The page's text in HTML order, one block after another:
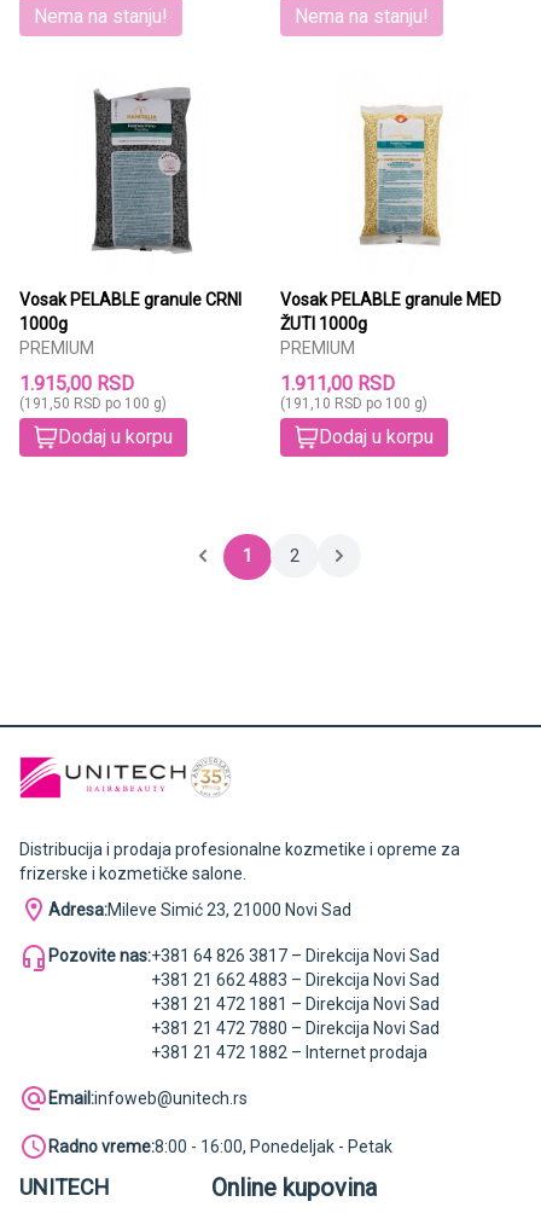
Nema na stanju! Nema na stanju!
Vosak PELABLE granule CRNI
1000g
PREMIUM
1.915,00 RSD
(191,50 RSD po 100 g)
Dodaj u korpu
Vosak PELABLE granule MED
ŽUTI 1000g
PREMIUM
1.911,00 RSD
(191,10 RSD po 100 g)
Dodaj u korpu
1 2
Distribucija i prodaja profesionalne kozmetike i opreme za
frizerske i kozmetičke salone.
Adresa:Mileve Simić 23, 21000 Novi Sad
Pozovite nas:+381 64 826 3817 – Direkcija Novi Sad
+381 21 662 4883 – Direkcija Novi Sad
+381 21 472 1881 – Direkcija Novi Sad
+381 21 472 7880 – Direkcija Novi Sad
+381 21 472 1882 – Internet prodaja
Email:infoweb@unitech.rs
Radno vreme:8:00 - 16:00, Ponedeljak - Petak
UNITECH Online kupovina